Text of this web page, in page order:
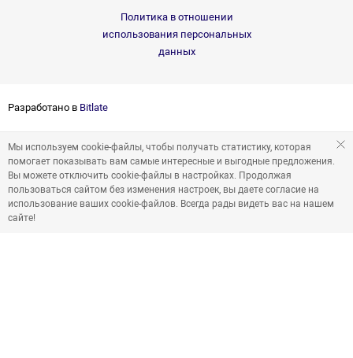
Политика в отношении
использования персональных
данных
Разработано в Bitlate
Мы используем cookie-файлы, чтобы получать статистику, которая
помогает показывать вам самые интересные и выгодные предложения.
Вы можете отключить cookie-файлы в настройках. Продолжая
пользоваться сайтом без изменения настроек, вы даете согласие на
использование ваших cookie-файлов. Всегда рады видеть вас на нашем
сайте!